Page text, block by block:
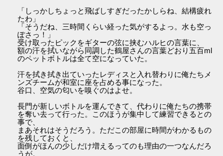
「しっかしちょっと飛ばしすぎだったかしらね、結構疲れ
たわ」
「そうだね、三時間くらい経った気がするよっ。水も空っ
ぽさっ！」
受け取ったピックをギターの弦に挟むハルヒの言葉に、
額の汗を拭いながら同調した鶴屋さんの言葉どおり五百ml
のペットボトルは全て空になっていた。
汗を拭き拭き出ていったレディスと入れ替わりに俺たちメ
ンズチームが和室に座を占める事になった。
谷口、空気の匂いを嗅ぐのはよせ。
長門が新しいボトルを運んできて、代わりに俺たちの携帯
を奪い去って行った。このほうが集中して練習できるとの
事で、
まあそれはそうだろう。ただこの部屋に時間がわかるもの
を残しておくと、
面倒がほんの少しだけ増えるってのも理由の一つなんだろ
うが。